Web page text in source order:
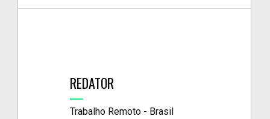
REDATOR
Trabalho Remoto - Brasil